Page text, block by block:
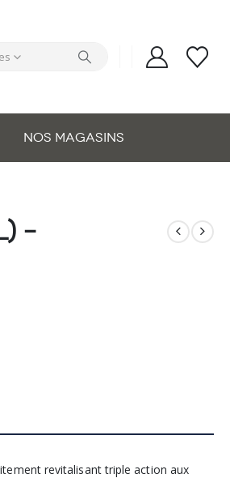
NOS MAGASINS
–
revitalisant triple action aux